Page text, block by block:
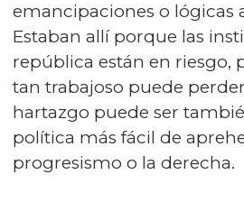
emancipaciones o lógicas
Estaban allí porque las
república están en riesgo,
tan trabajoso puede
hartazgo puede ser
política más fácil de
progresismo o la derecha.